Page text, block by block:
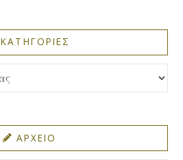
ΚΑΤΗΓΟΡΙΕΣ
ΑΡΧΕΙΟ